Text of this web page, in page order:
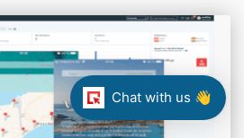
Chat with us 👋